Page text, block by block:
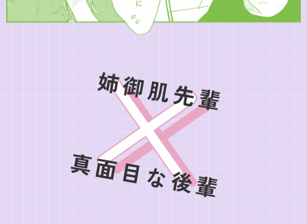
姉御肌先輩
真面目な後輩